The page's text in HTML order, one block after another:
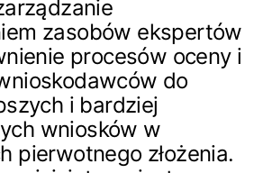
zasobów ekspertów
procesów oceny i
do
i bardziej
wniosków w
pierwotnego złożenia.